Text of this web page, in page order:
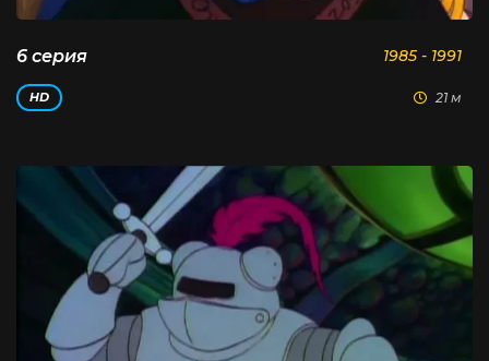
6 серия 1985 - 1991
HD 21 м